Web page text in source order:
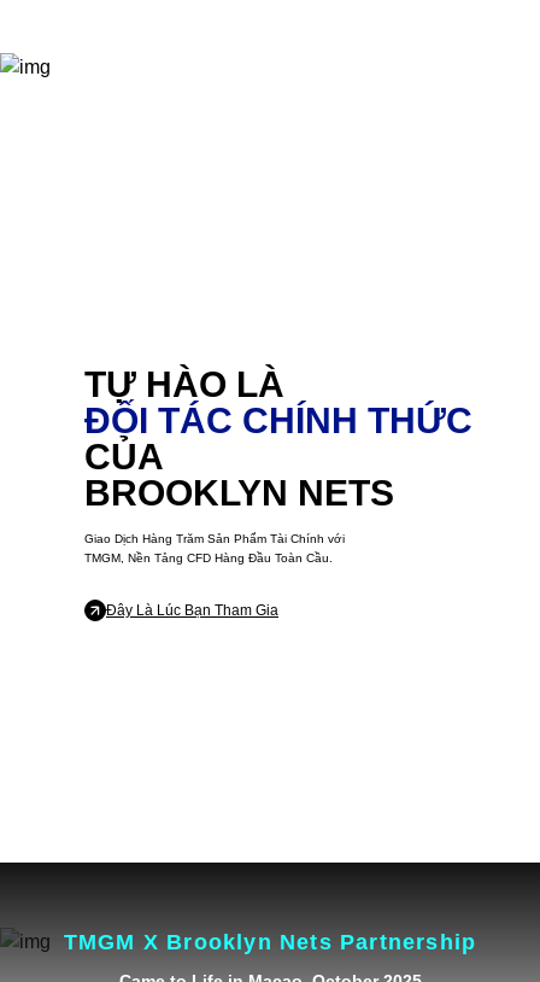
TỰ HÀO LÀ
ĐỐI TÁC CHÍNH THỨC
CỦA
BROOKLYN NETS
Giao Dịch Hàng Trăm Sản Phẩm Tài Chính với
TMGM, Nền Tảng CFD Hàng Đầu Toàn Cầu.
Đây Là Lúc Bạn Tham Gia
TMGM X Brooklyn Nets Partnership